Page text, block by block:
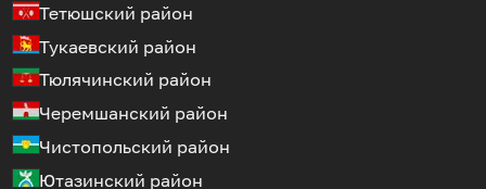
Тетюшский район
Тукаевский район
Тюлячинский район
Черемшанский район
Чистопольский район
Ютазинский район